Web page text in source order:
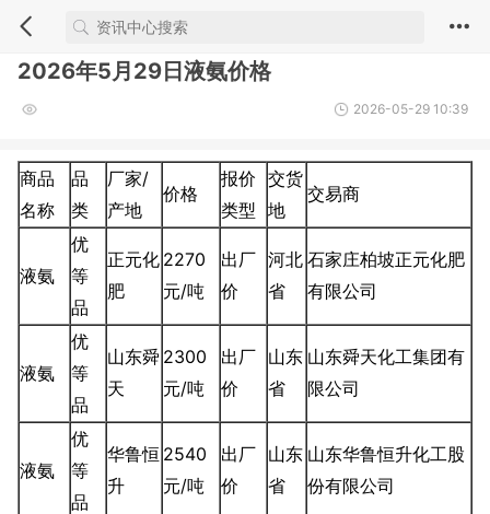
2026年5月29日液氨价格
2026-05-29 10:39
商品
名称
品
类
厂家/
产地
价格
报价
类型
交货
地
交易商
液氨
优
等
品
正元化
肥
2270
元/吨
出厂
价
河北
省
石家庄柏坡正元化肥
有限公司
液氨
优
等
品
山东舜
天
2300
元/吨
出厂
价
山东
省
山东舜天化工集团有
限公司
液氨
优
等
品
华鲁恒
升
2540
元/吨
出厂
价
山东
省
山东华鲁恒升化工股
份有限公司